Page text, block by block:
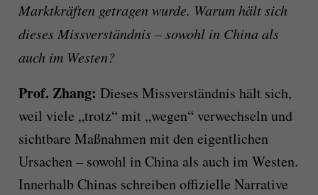
Marktkräften getragen wurde. Warum hält sich
dieses Missverständnis – sowohl in China als
auch im Westen?
Prof. Zhang: Dieses Missverständnis hält sich,
weil viele „trotz“ mit „wegen“ verwechseln und
sichtbare Maßnahmen mit den eigentlichen
Ursachen – sowohl in China als auch im Westen.
Innerhalb Chinas schreiben offizielle Narrative